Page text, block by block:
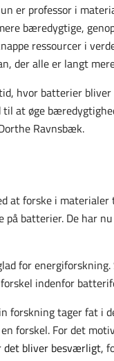
er professor i
bæredygtige,
ressourcer i
der alle er langt
hvor batterier
at øge
Ravnsbæk.
at forske i
på batterier. De har
for
indenfor
forskning tager fat i
forskel. For det
det bliver besværligt,